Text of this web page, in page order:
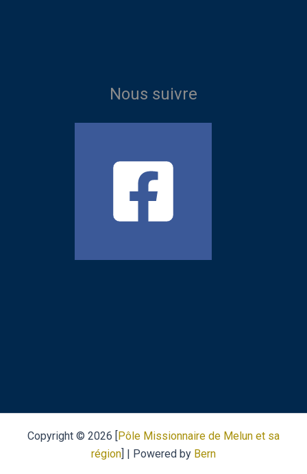
Nous suivre
Copyright © 2026 [Pôle Missionnaire de Melun et sa
région] | Powered by Bern